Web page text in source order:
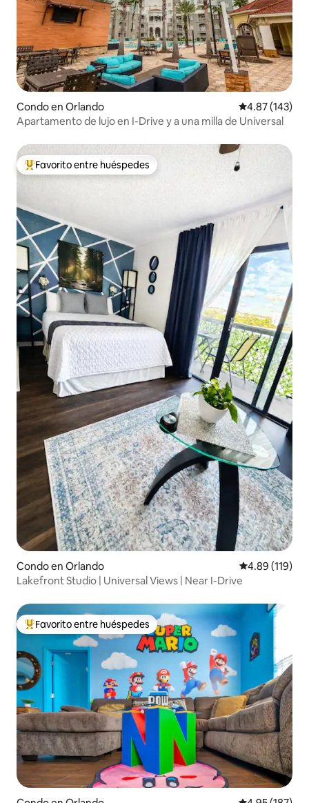
Condo en Orlando Calificación
4.87 (143)
Apartamento de lujo en I-Drive y a una milla de Universal
Favorito entre huéspedes preferido
Favorito entre huéspedes
Condo en Orlando Calificación
4.89 (119)
Lakefront Studio | Universal Views | Near I-Drive
Favorito entre huéspedes preferido
Favorito entre huéspedes